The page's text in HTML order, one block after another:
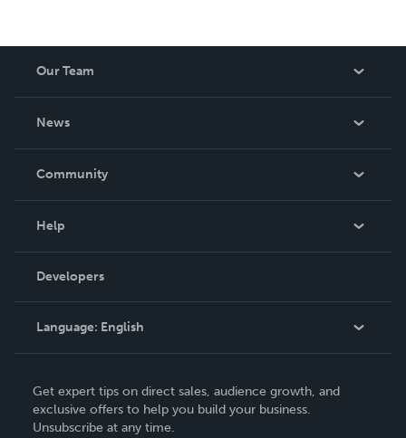
Our Team
News
In The News
Community
Podcast
Help
Order Lookup
Knowledge Base
Contact Support
Developers
Language: English
Deutsch
Français
Get expert tips on direct sales, audience growth, and
exclusive offers to help you build your business.
Unsubscribe at any time.